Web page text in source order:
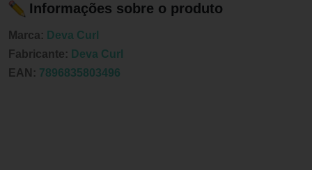
Informações sobre o produto
Marca: Deva Curl
Fabricante: Deva Curl
EAN: 7896835803496